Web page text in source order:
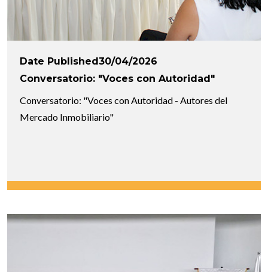
Date Published30/04/2026
Conversatorio: "Voces con Autoridad"
Conversatorio: "Voces con Autoridad - Autores del
Mercado Inmobiliario"